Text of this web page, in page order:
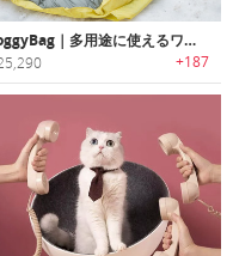
DoggyBag｜多用途に使えるワンちゃん用断熱プレミアム寝袋「ドギーバッグ」
+187